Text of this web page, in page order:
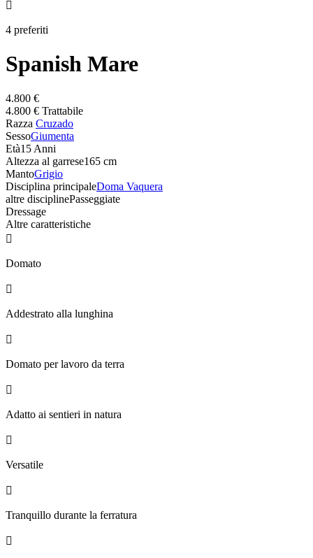

4 preferiti
Spanish Mare
4.800 €
4.800 € Trattabile
Razza Cruzado
SessoGiumenta
Età15 Anni
Altezza al garrese165 cm
MantoGrigio
Disciplina principaleDoma Vaquera
altre disciplinePasseggiate
Dressage
Altre caratteristiche

Domato

Addestrato alla lunghina

Domato per lavoro da terra

Adatto ai sentieri in natura

Versatile

Tranquillo durante la ferratura
